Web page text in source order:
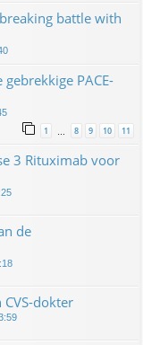
battle with
PACE-
1 8 9 10 11
3 Rituximab voor
de
dokter